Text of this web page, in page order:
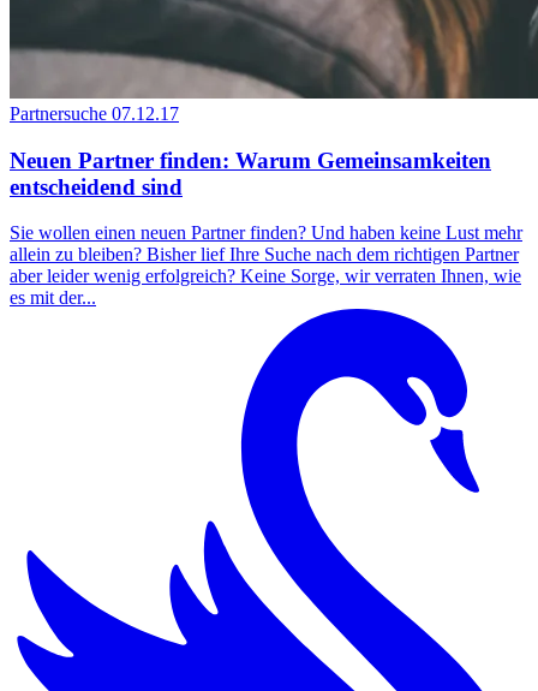
Partnersuche 07.12.17
Neuen Partner finden: Warum Gemeinsamkeiten
entscheidend sind
Sie wollen einen neuen Partner finden? Und haben keine Lust mehr
allein zu bleiben? Bisher lief Ihre Suche nach dem richtigen Partner
aber leider wenig erfolgreich? Keine Sorge, wir verraten Ihnen, wie
es mit der...